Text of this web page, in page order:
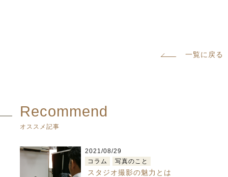
一覧に戻る
Recommend
オススメ記事
2021/08/29
コラム
写真のこと
スタジオ撮影の魅力とは